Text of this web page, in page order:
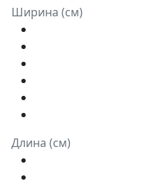
Ширина (см)
Длина (см)